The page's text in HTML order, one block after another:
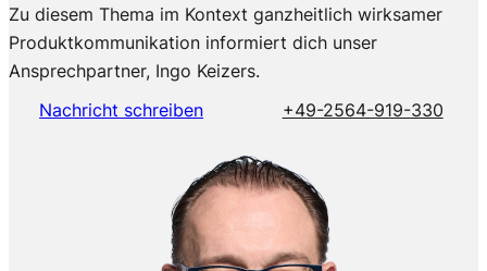
Zu diesem Thema im Kontext ganzheitlich wirksamer
Produktkommunikation informiert dich unser
Ansprechpartner, Ingo Keizers.
Nachricht schreiben
+49-2564-919-330